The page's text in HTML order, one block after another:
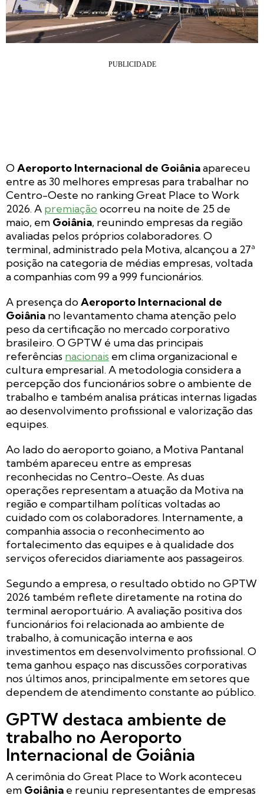
OAeroporto Internacional de Goiâniaapareceu
entre as 30 melhores empresas para trabalhar no
Centro-Oeste no ranking Great Place to Work
2026. A premiação ocorreu na noite de 25 de
maio, em Goiânia, reunindo empresas da região
avaliadas pelos próprios colaboradores. O
terminal, administrado pela Motiva, alcançou a 27ª
posição na categoria de médias empresas, voltada
a companhias com 99 a 999 funcionários.
A presença doAeroporto Internacional de
Goiânia no levantamento chama atenção pelo
peso da certificação no mercado corporativo
brasileiro. O GPTW é uma das principais
referências nacionais em clima organizacional e
cultura empresarial. A metodologia considera a
percepção dos funcionários sobre o ambiente de
trabalho e também analisa práticas internas ligadas
ao desenvolvimento profissional e valorização das
equipes.
Ao lado do aeroporto goiano, a Motiva Pantanal
também apareceu entre as empresas
reconhecidas no Centro-Oeste. As duas
operações representam a atuação da Motiva na
região e compartilham políticas voltadas ao
cuidado com os colaboradores. Internamente, a
companhia associa o reconhecimento ao
fortalecimento das equipes e à qualidade dos
serviços oferecidos diariamente aos passageiros.
Segundo a empresa, o resultado obtido no GPTW
2026 também reflete diretamente na rotina do
terminal aeroportuário. A avaliação positiva dos
funcionários foi relacionada ao ambiente de
trabalho, à comunicação interna e aos
investimentos em desenvolvimento profissional. O
tema ganhou espaço nas discussões corporativas
nos últimos anos, principalmente em setores que
dependem de atendimento constante ao público.
GPTW destaca ambiente de
trabalho no Aeroporto
Internacional de Goiânia
A cerimônia do Great Place to Work aconteceu
em Goiânia e reuniu representantes de empresas